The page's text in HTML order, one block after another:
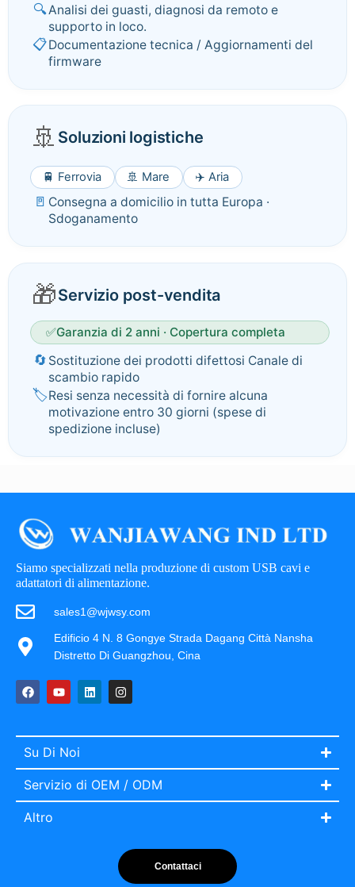
🔍Analisi dei guasti, diagnosi da remoto e
supporto in loco.
📋Documentazione tecnica / Aggiornamenti del
firmware
🚢 Soluzioni logistiche
🚆 Ferrovia 🚢 Mare ✈️ Aria
🚪 Consegna a domicilio in tutta Europa ·
Sdoganamento
🎁Servizio post-vendita
✅Garanzia di 2 anni · Copertura completa
🔄 Sostituzione dei prodotti difettosi Canale di
scambio rapido
🏷️Resi senza necessità di fornire alcuna
motivazione entro 30 giorni (spese di
spedizione incluse)
Siamo specializzati nella produzione di custom USB cavi e
adattatori di alimentazione.
sales1@wjwsy.com
Edificio 4 N. 8 Gongye Strada Dagang Città Nansha
Distretto Di Guangzhou, Cina
Su Di Noi
Servizio di OEM / ODM
Altro
Contattaci